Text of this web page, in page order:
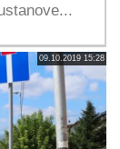
09.10.2019 15:28